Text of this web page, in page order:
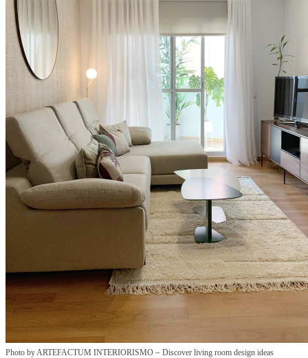
Photo by ARTEFACTUM INTERIORISMO – Discover living room design ideas